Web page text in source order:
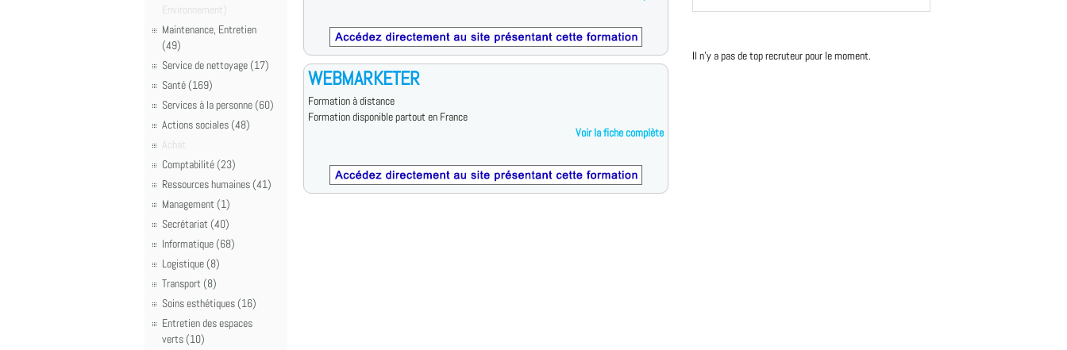
Environnement)
Maintenance, Entretien
(49)
Service de nettoyage (17)
Santé (169)
Services à la personne (60)
Actions sociales (48)
Achat
Comptabilité (23)
Ressources humaines (41)
Management (1)
Secrétariat (40)
Informatique (68)
Logistique (8)
Transport (8)
Soins esthétiques (16)
Entretien des espaces
verts (10)
WEBMARKETER
Formation à distance
Formation disponible partout en France
Voir la fiche complète
Il n'y a pas de top recruteur pour le moment.